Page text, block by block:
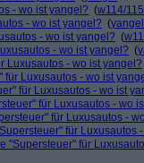
- wo ist yangel? (w114/115
- wo ist yangel? (yangel
- wo ist yangel? (
- wo ist yangel? (
Luxusautos - wo ist yangel?
für Luxusautos - wo ist
für Luxusautos - wo ist
für Luxusautos - wo
für Luxusautos -
für Luxusautos
"Supersteuer" für